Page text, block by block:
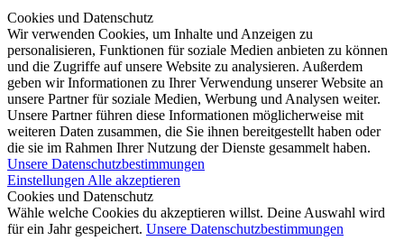
Cookies und Datenschutz
Wir verwenden Cookies, um Inhalte und Anzeigen zu
personalisieren, Funktionen für soziale Medien anbieten zu können
und die Zugriffe auf unsere Website zu analysieren. Außerdem
geben wir Informationen zu Ihrer Verwendung unserer Website an
unsere Partner für soziale Medien, Werbung und Analysen weiter.
Unsere Partner führen diese Informationen möglicherweise mit
weiteren Daten zusammen, die Sie ihnen bereitgestellt haben oder
die sie im Rahmen Ihrer Nutzung der Dienste gesammelt haben.
Unsere Datenschutzbestimmungen
Einstellungen Alle akzeptieren
Cookies und Datenschutz
Wähle welche Cookies du akzeptieren willst. Deine Auswahl wird
für ein Jahr gespeichert. Unsere Datenschutzbestimmungen